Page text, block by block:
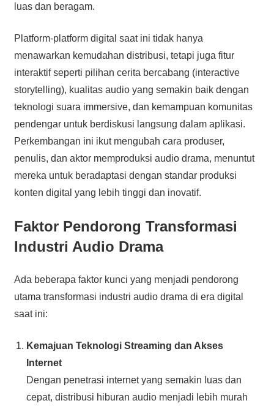
luas dan beragam.
Platform-platform digital saat ini tidak hanya
menawarkan kemudahan distribusi, tetapi juga fitur
interaktif seperti pilihan cerita bercabang (interactive
storytelling), kualitas audio yang semakin baik dengan
teknologi suara immersive, dan kemampuan komunitas
pendengar untuk berdiskusi langsung dalam aplikasi.
Perkembangan ini ikut mengubah cara produser,
penulis, dan aktor memproduksi audio drama, menuntut
mereka untuk beradaptasi dengan standar produksi
konten digital yang lebih tinggi dan inovatif.
Faktor Pendorong Transformasi
Industri Audio Drama
Ada beberapa faktor kunci yang menjadi pendorong
utama transformasi industri audio drama di era digital
saat ini:
Kemajuan Teknologi Streaming dan Akses
Internet
Dengan penetrasi internet yang semakin luas dan
cepat, distribusi hiburan audio menjadi lebih murah